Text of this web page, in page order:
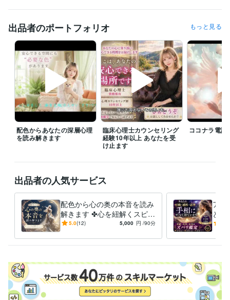
【24時間対応メニュー】
コーチング
手相鑑定・姓名判断
恋愛成就のお部屋づくり
開運 爆上げ法  など
お急ぎの方や夜間早朝をご希望の方はぜひご検討ください。ご希望の日
時がある場合は、メッセージにてお知らせください。日によっては変則
対応になることもありますが、事前にご相談いただければ、調整可能で
す
他でも対面活動があるため、ご予約の重複を避けるためにも、事前にご
一報いただけると助かります
フォローやお気に入り登録も大きな励みです
笑顔 輝く未来へ導きます
スピリチュアル占い師
廉清 生織 れんせい さき
経験職種
建築・土木・施工管理 / 設計監理 経験年数 : 12年
ライフスタイル・その他 / 占い師 経験年数 : 20年
ライフスタイル・その他 / 講師・インストラクター 経験年数 : 4年
ライフスタイル・その他 / カウンセラー・コーチ 経験年数 : 5年
出品者のポートフォリオ もっと見る
配色からあなたの深層心理
を読み解きます
臨床心理士カウンセリング
経験10年以上 あなたを受
け止ます
ココナラ電話
出品者の人気サービス
配色から心の奥の本音を読み
解きます ✤心を紐解くスピリ
チュアルカラーセッション✤
5.0(12) 5,000 円 /90分
アナ
と
術・
✤